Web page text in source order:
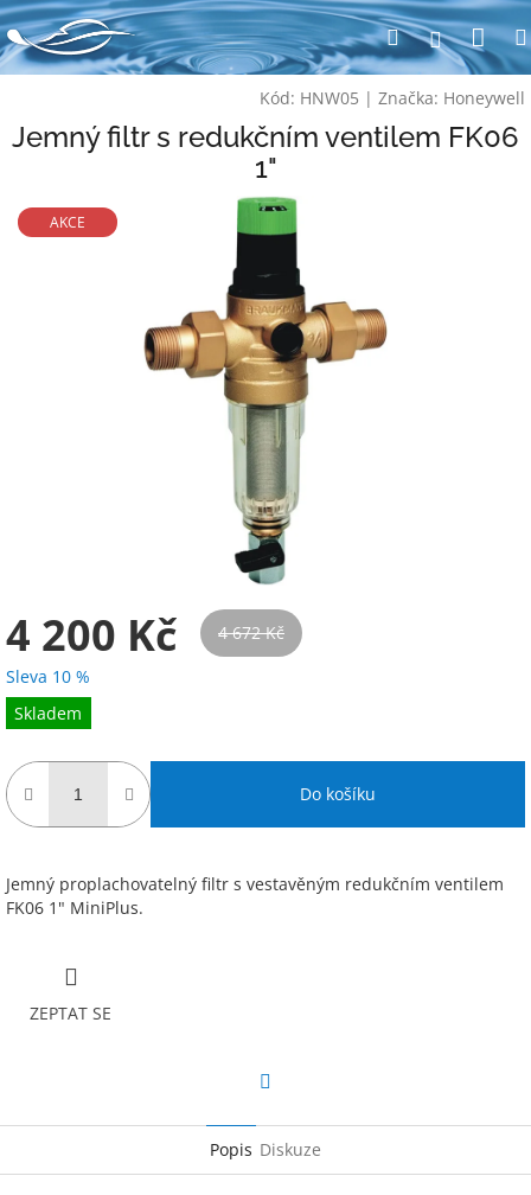
Přejít
na
obsah
Hledat
Kód: HNW05 | Značka: Honeywell
Jemný filtr s redukčním ventilem FK06
1"
AKCE
4 200 Kč
4 672 Kč
Sleva 10 %
Měrná
cena:
Skladem
Do košíku
Jemný proplachovatelný filtr s vestavěným redukčním ventilem
FK06 1" MiniPlus.
ZEPTAT SE
Popis Diskuze